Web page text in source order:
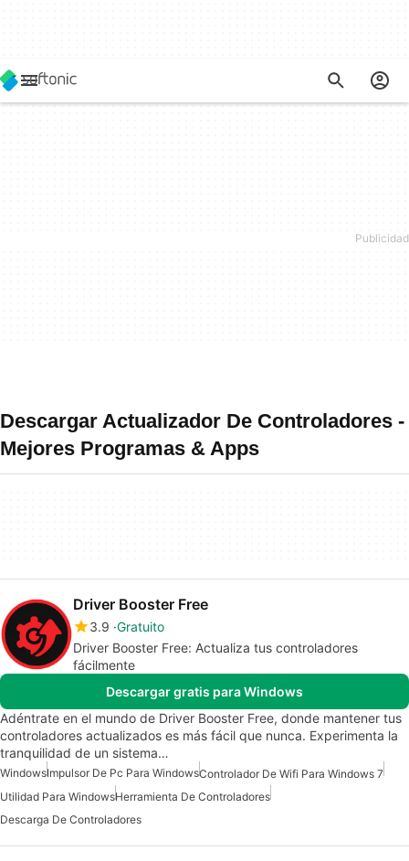
Descargar Actualizador De Controladores -
Mejores Programas & Apps
Driver Booster Free
3.9 Gratuito
Driver Booster Free: Actualiza tus controladores
fácilmente
Descargar gratis para Windows
Adéntrate en el mundo de Driver Booster Free, donde mantener tus
controladores actualizados es más fácil que nunca. Experimenta la
tranquilidad de un sistema…
WindowsImpulsor De Pc Para WindowsControlador De Wifi Para Windows 7
Utilidad Para WindowsHerramienta De Controladores
Descarga De Controladores